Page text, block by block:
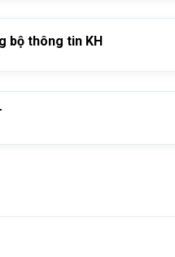
bộ thông tin KH